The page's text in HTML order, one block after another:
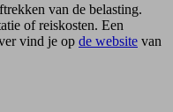
van de belasting.
of reiskosten. Een
vind je op de website van